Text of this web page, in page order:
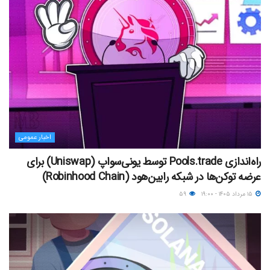
اخبار عمومی
راه‌اندازی Pools.trade توسط یونی‌سواپ (Uniswap) برای
عرضه توکن‌ها در شبکه رابین‌هود (Robinhood Chain)